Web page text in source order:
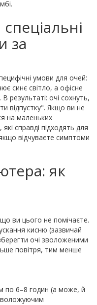
за
умови для очей:
синє світло, а офісне
результаті: очі сохнуть,
відпустку". Якщо ви не
на маленьких
справді підходять для
відчуваєте симптоми
як
ви цього не помічаєте.
кисню (зазвичай
очі зволоженими
повітря, тим менше
по 6–8 годин (а може, й